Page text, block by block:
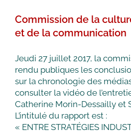
Commission de la
et de la communication
Jeudi 27 juillet 2017, la
rendu publiques les
sur la chronologie des
consulter la vidéo de
Catherine Morin-Dessailly et
L’intitulé du rapport est :
« ENTRE STRATÉGIES